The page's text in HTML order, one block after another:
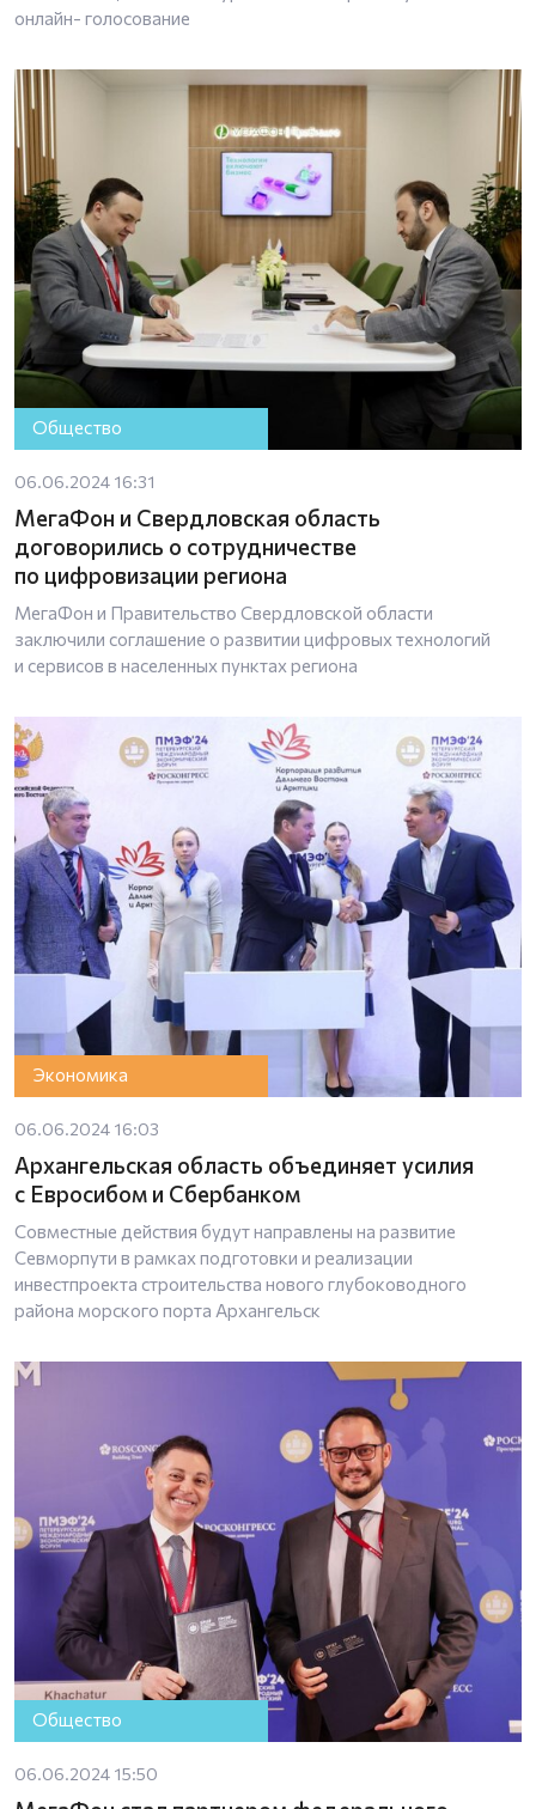
онлайн- голосование
Общество
06.06.2024 16:31
МегаФон и Свердловская область
договорились о сотрудничестве
по цифровизации региона
МегаФон и Правительство Свердловской области
заключили соглашение о развитии цифровых технологий
и сервисов в населенных пунктах региона
Экономика
06.06.2024 16:03
Архангельская область объединяет усилия
с Евросибом и Сбербанком
Совместные действия будут направлены на развитие
Севморпути в рамках подготовки и реализации
инвестпроекта строительства нового глубоководного
района морского порта Архангельск
Общество
06.06.2024 15:50